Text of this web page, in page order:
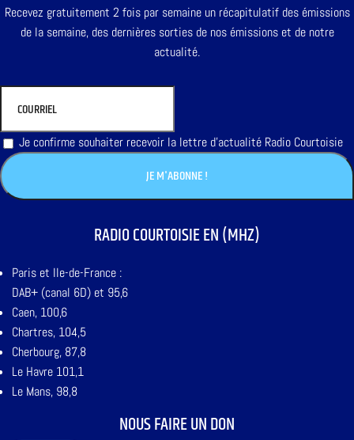
Recevez gratuitement 2 fois par semaine un récapitulatif des émissions
de la semaine, des dernières sorties de nos émissions et de notre
actualité.
Je confirme souhaiter recevoir la lettre d'actualité Radio Courtoisie
RADIO COURTOISIE EN (MHZ)
Paris et Ile-de-France :
DAB+ (canal 6D) et 95,6
Caen, 100,6
Chartres, 104,5
Cherbourg, 87,8
Le Havre 101,1
Le Mans, 98,8
NOUS FAIRE UN DON